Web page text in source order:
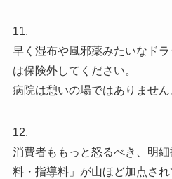
11.
早く湿布や風邪薬みたいなド
は保険外してください。
病院は憩いの場ではありません
12.
消費者ももっと怒るべき、明
料・指導料」が山ほど加点さ